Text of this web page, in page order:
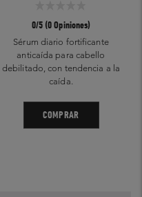
0/5 (0 Opiniones)
Sérum diario fortificante
anticaída para cabello
debilitado, con tendencia a la
caída.
COMPRAR